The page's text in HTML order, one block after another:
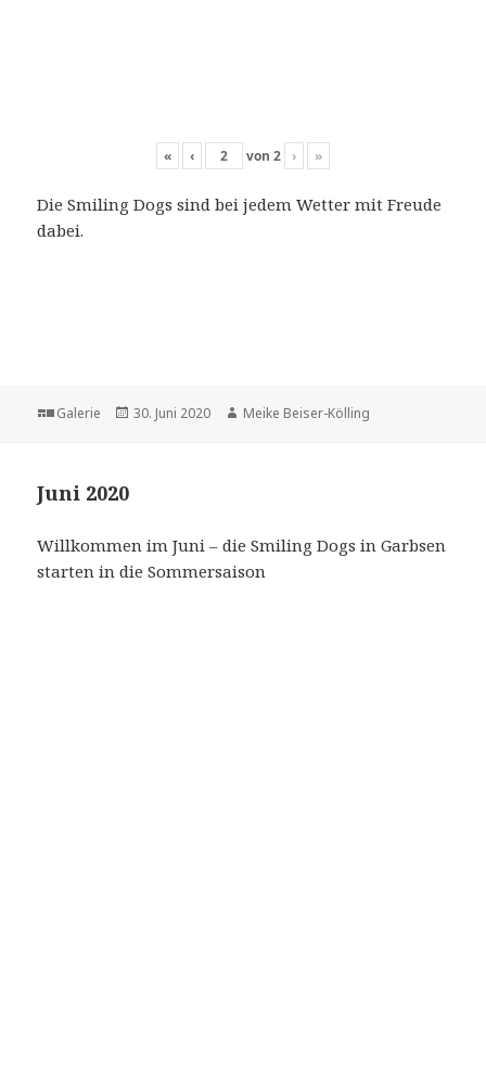
« ‹ von 2 › »
Die Smiling Dogs sind bei jedem Wetter mit Freude
dabei.
Format
Galerie
Veröffentlicht
30. Juni 2020 Autor
Meike Beiser-Kölling
Juni 2020
Willkommen im Juni – die Smiling Dogs in Garbsen
starten in die Sommersaison